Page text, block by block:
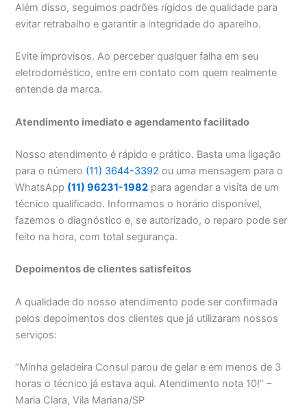
Além disso, seguimos padrões rígidos de qualidade para
evitar retrabalho e garantir a integridade do aparelho.
Evite improvisos. Ao perceber qualquer falha em seu
eletrodoméstico, entre em contato com quem realmente
entende da marca.
Atendimento imediato e agendamento facilitado
Nosso atendimento é rápido e prático. Basta uma ligação
para o número (11) 3644-3392 ou uma mensagem para o
WhatsApp (11) 96231-1982 para agendar a visita de um
técnico qualificado. Informamos o horário disponível,
fazemos o diagnóstico e, se autorizado, o reparo pode ser
feito na hora, com total segurança.
Depoimentos de clientes satisfeitos
A qualidade do nosso atendimento pode ser confirmada
pelos depoimentos dos clientes que já utilizaram nossos
serviços:
“Minha geladeira Consul parou de gelar e em menos de 3
horas o técnico já estava aqui. Atendimento nota 10!” –
Maria Clara, Vila Mariana/SP